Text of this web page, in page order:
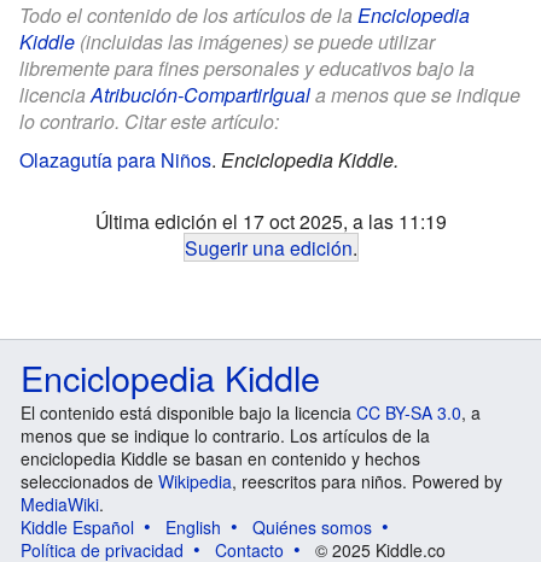
Todo el contenido de los artículos de la Enciclopedia
Kiddle (incluidas las imágenes) se puede utilizar
libremente para fines personales y educativos bajo la
licenciaAtribución-CompartirIguala menos que se indique
lo contrario. Citar este artículo:
Olazagutía para Niños. Enciclopedia Kiddle.
Última edición el 17 oct 2025, a las 11:19
Sugerir una edición.
Enciclopedia Kiddle
El contenido está disponible bajo la licencia CC BY-SA 3.0, a
menos que se indique lo contrario. Los artículos de la
enciclopedia Kiddle se basan en contenido y hechos
seleccionados de Wikipedia, reescritos para niños. Powered by
MediaWiki.
Kiddle Español
English
Quiénes somos
Política de privacidad
Contacto © 2025 Kiddle.co